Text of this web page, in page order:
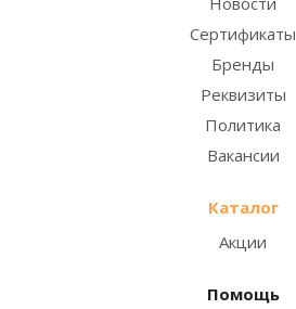
Сертификаты
Бренды
Реквизиты
Политика
Вакансии
Каталог
Акции
Помощь